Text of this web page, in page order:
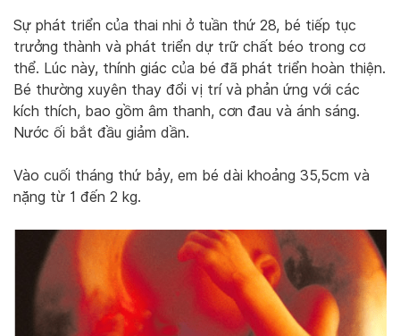
Sự phát triển của thai nhi ở tuần thứ 28, bé tiếp tục
trưởng thành và phát triển dự trữ chất béo trong cơ
thể. Lúc này, thính giác của bé đã phát triển hoàn thiện.
Bé thường xuyên thay đổi vị trí và phản ứng với các
kích thích, bao gồm âm thanh, cơn đau và ánh sáng.
Nước ối bắt đầu giảm dần.
Vào cuối tháng thứ bảy, em bé dài khoảng 35,5cm và
nặng từ 1 đến 2 kg.